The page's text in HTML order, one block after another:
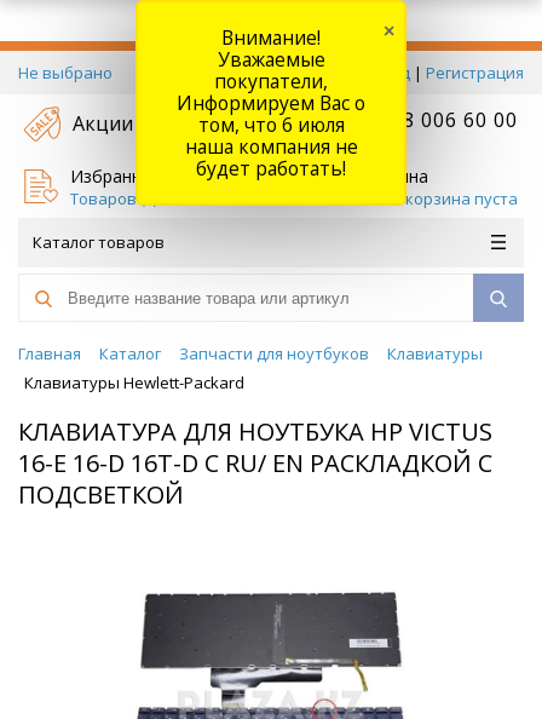
Не выбрано Вход | Регистрация
Акции +7 778 006 60 00
Избранное
Товаров (
Корзина
Ваша корзина пуста
Каталог товаров
Главная Каталог Запчасти для ноутбуков
Клавиатуры
Клавиатуры Hewlett-Packard
КЛАВИАТУРА ДЛЯ НОУТБУКА HP VICTUS
16-E 16-D 16T-D C RU/ EN РАСКЛАДКОЙ С
ПОДСВЕТКОЙ
Внимание!
Уважаемые
покупатели,
Информируем Вас о
том, что 6 июля
наша компания не
будет работать!
×